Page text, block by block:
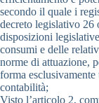
secondo il quale i
decreto legislativo 26
disposizioni
consumi e delle
norme di attuazione,
forma
contabilità;
Visto l’articolo 2,